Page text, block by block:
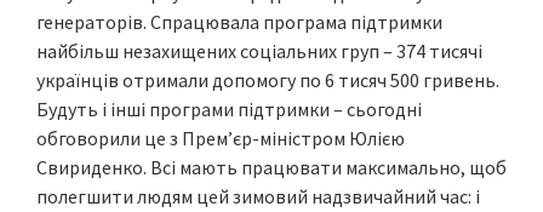
генераторів. Спрацювала програма підтримки
найбільш незахищених соціальних груп – 374 тисячі
українців отримали допомогу по 6 тисяч 500 гривень.
Будуть і інші програми підтримки – сьогодні
обговорили це з Прем’єр-міністром Юлією
Свириденко. Всі мають працювати максимально, щоб
полегшити людям цей зимовий надзвичайний час: і